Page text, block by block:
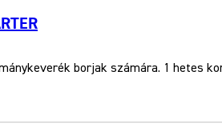
borjak számára. 1 hetes